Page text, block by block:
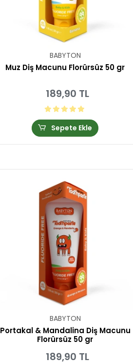
BABYTON
Muz Diş Macunu Florürsüz 50 gr
189,90 TL
Sepete Ekle
BABYTON
Portakal & Mandalina Diş Macunu
Florürsüz 50 gr
189,90 TL